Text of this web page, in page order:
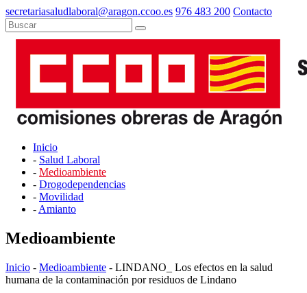
secretariasaludlaboral@aragon.ccoo.es 976 483 200 Contacto
Inicio
- Salud Laboral
- Medioambiente
- Drogodependencias
- Movilidad
- Amianto
Medioambiente
Inicio - Medioambiente - LINDANO_ Los efectos en la salud
humana de la contaminación por residuos de Lindano